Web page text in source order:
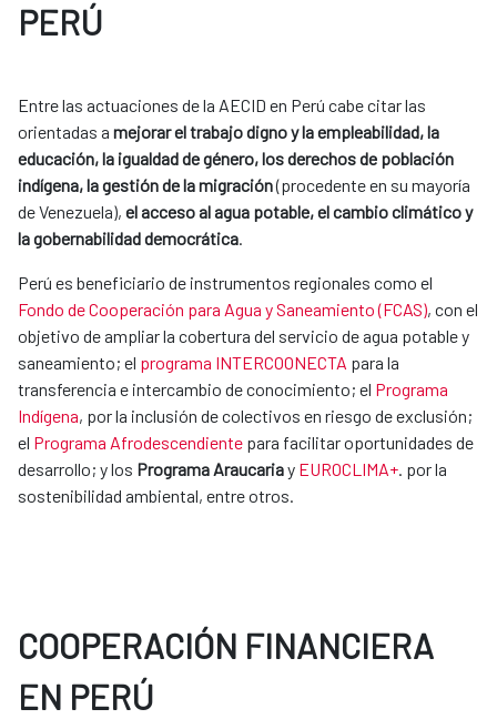
PERÚ
Entre las actuaciones de la AECID en Perú cabe citar las
orientadas a mejorar el trabajo digno y la empleabilidad, la
educación, la igualdad de género, los derechos de población
indígena, la gestión de la migración(procedente en su mayoría
de Venezuela), el acceso al agua potable, el cambio climático y
la gobernabilidad democrática.
Perú es beneficiario de instrumentos regionales como el
Fondo de Cooperación para Agua y Saneamiento (FCAS), con el
objetivo de ampliar la cobertura del servicio de agua potable y
saneamiento; el programa INTERCOONECTA para la
transferencia e intercambio de conocimiento; el Programa
Indígena, por la inclusión de colectivos en riesgo de exclusión;
el Programa Afrodescendiente para facilitar oportunidades de
desarrollo; y los Programa Araucariay EUROCLIMA+. por la
sostenibilidad ambiental, entre otros.
COOPERACIÓN FINANCIERA
EN PERÚ